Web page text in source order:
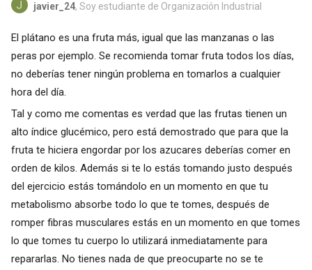
javier_24, Soy estudiante de Organización Industrial
El plátano es una fruta más, igual que las manzanas o las
peras por ejemplo. Se recomienda tomar fruta todos los días,
no deberías tener ningún problema en tomarlos a cualquier
hora del día.
Tal y como me comentas es verdad que las frutas tienen un
alto índice glucémico, pero está demostrado que para que la
fruta te hiciera engordar por los azucares deberías comer en
orden de kilos. Además si te lo estás tomando justo después
del ejercicio estás tomándolo en un momento en que tu
metabolismo absorbe todo lo que te tomes, después de
romper fibras musculares estás en un momento en que tomes
lo que tomes tu cuerpo lo utilizará inmediatamente para
repararlas. No tienes nada de que preocuparte no se te